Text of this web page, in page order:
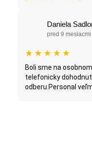
Daniela
pred 9 mesiacmi
★ ★ ★ ★ ★
Boli sme na
telefonicky
odberu.Personal